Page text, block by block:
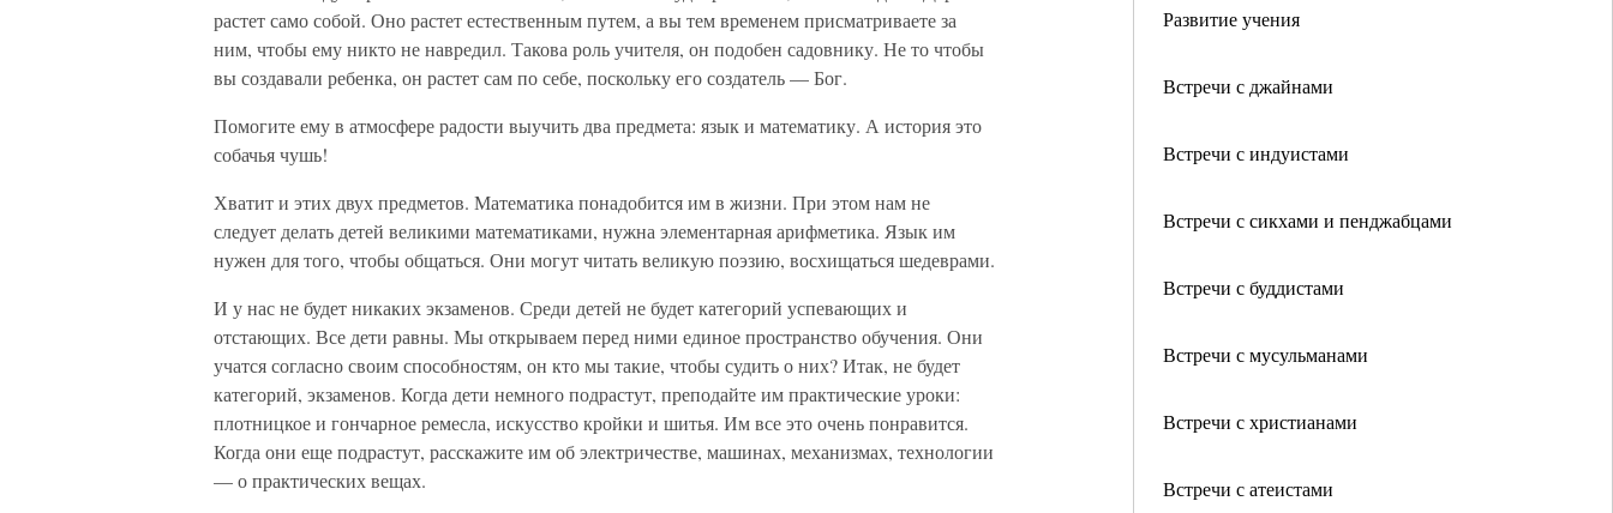
Развитие учения
Встречи с джайнами
Встречи с индуистами
Встречи с сикхами и пенджабцами
Встречи с буддистами
Встречи с мусульманами
Встречи с христианами
Встречи с атеистами
растет само собой. Оно растет естественным путем, а вы тем временем присматриваете за
ним, чтобы ему никто не навредил. Такова роль учителя, он подобен садовнику. Не то чтобы
вы создавали ребенка, он растет сам по себе, поскольку его создатель — Бог.
Помогите ему в атмосфере радости выучить два предмета: язык и математику. А история это
собачья чушь!
Хватит и этих двух предметов. Математика понадобится им в жизни. При этом нам не
следует делать детей великими математиками, нужна элементарная арифметика. Язык им
нужен для того, чтобы общаться. Они могут читать великую поэзию, восхищаться шедеврами.
И у нас не будет никаких экзаменов. Среди детей не будет категорий успевающих и
отстающих. Все дети равны. Мы открываем перед ними единое пространство обучения. Они
учатся согласно своим способностям, он кто мы такие, чтобы судить о них? Итак, не будет
категорий, экзаменов. Когда дети немного подрастут, преподайте им практические уроки:
плотницкое и гончарное ремесла, искусство кройки и шитья. Им все это очень понравится.
Когда они еще подрастут, расскажите им об электричестве, машинах, механизмах, технологии
— о практических вещах.